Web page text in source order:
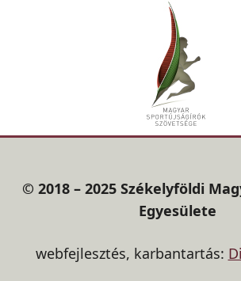
© 2018 – 2025 Székelyföldi
Egyesülete
webfejlesztés, karbantartás: